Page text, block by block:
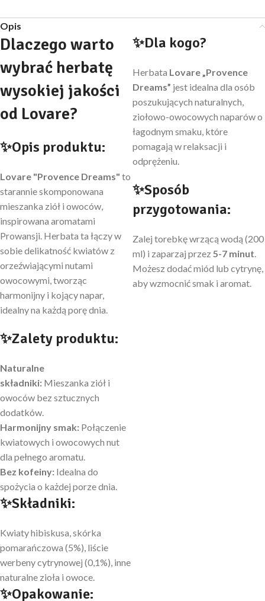
Opis
Dlaczego warto
wybrać herbatę
wysokiej jakości
od Lovare?
✨Opis produktu:
Lovare "Provence Dreams" to
starannie skomponowana
mieszanka ziół i owoców,
inspirowana aromatami
Prowansji. Herbata ta łączy w
sobie delikatność kwiatów z
orzeźwiającymi nutami
owocowymi, tworząc
harmonijny i kojący napar,
idealny na każdą porę dnia.
✨Zalety produktu:
Naturalne
składniki: Mieszanka ziół i
owoców bez sztucznych
dodatków.
Harmonijny smak: Połączenie
kwiatowych i owocowych nut
dla pełnego aromatu.
Bez kofeiny: Idealna do
spożycia o każdej porze dnia.
✨Składniki:
Kwiaty hibiskusa, skórka
pomarańczowa (5%), liście
werbeny cytrynowej (0,1%), inne
naturalne zioła i owoce.
✨Opakowanie:
✨Dla kogo?
Herbata Lovare „Provence
Dreams” jest idealna dla osób
poszukujących naturalnych,
ziołowo-owocowych naparów o
łagodnym smaku, które
pomagają w relaksacji i
odprężeniu.
✨Sposób
przygotowania:
Zalej torebkę wrzącą wodą (200
ml) i zaparzaj przez 5-7 minut.
Możesz dodać miód lub cytrynę,
aby wzmocnić smak i aromat.